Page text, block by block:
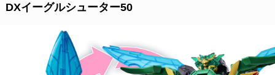
DXイーグルシューター50